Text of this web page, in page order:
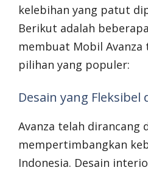
kelebihan yang patut
Berikut adalah
membuat Mobil
pilihan yang populer:
Desain yang Fleksibel
Avanza telah dirancang
mempertimbangkan
Indonesia. Desain